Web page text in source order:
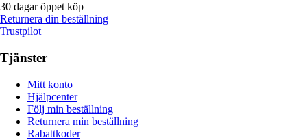
30 dagar öppet köp
Returnera din beställning
Trustpilot
Tjänster
Mitt konto
Hjälpcenter
Följ min beställning
Returnera min beställning
Rabattkoder